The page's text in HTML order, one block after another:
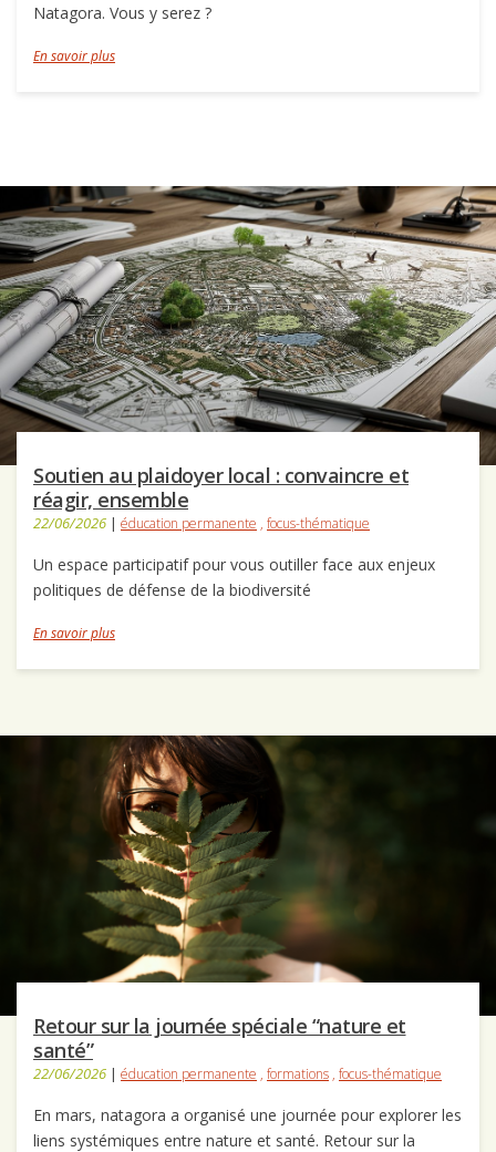
Natagora. Vous y serez ?
En savoir plus
Soutien au plaidoyer local : convaincre et
réagir, ensemble
22/06/2026 | éducation permanente , focus-thématique
Un espace participatif pour vous outiller face aux enjeux
politiques de défense de la biodiversité
En savoir plus
Retour sur la journée spéciale “nature et
santé”
22/06/2026 | éducation permanente , formations , focus-thématique
En mars, natagora a organisé une journée pour explorer les
liens systémiques entre nature et santé. Retour sur la